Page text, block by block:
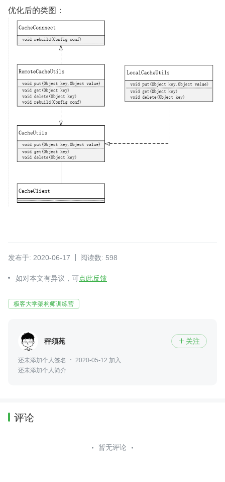
优化后的类图：
发布于: 2020-06-17 阅读数: 598
如对本文有异议，可点此反馈
极客大学架构师训练营
秤须苑  关注
还未添加个人签名
2020-05-12 加入
还未添加个人简介
评论
暂无评论